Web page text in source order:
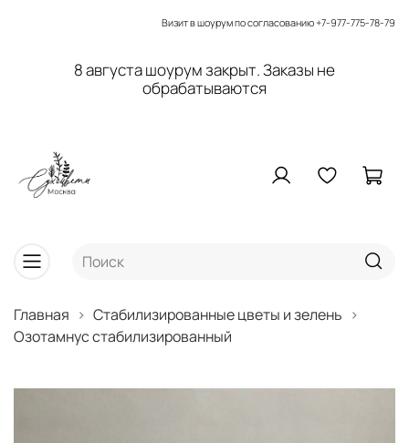
Визит в шоурум по согласованию+7-977-775-78-79
8 августа шоурум закрыт. Заказы не
обрабатываются
Главная
Стабилизированные цветы и зелень
Озотамнус стабилизированный